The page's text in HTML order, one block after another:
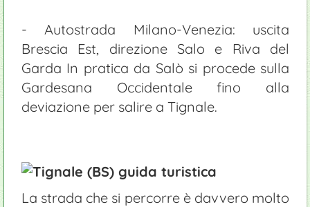
- Autostrada Milano-Venezia: uscita
Brescia Est, direzione Salo e Riva del
Garda In pratica da Salò si procede sulla
Gardesana Occidentale fino alla
deviazione per salire a Tignale.
La strada che si percorre è davvero molto